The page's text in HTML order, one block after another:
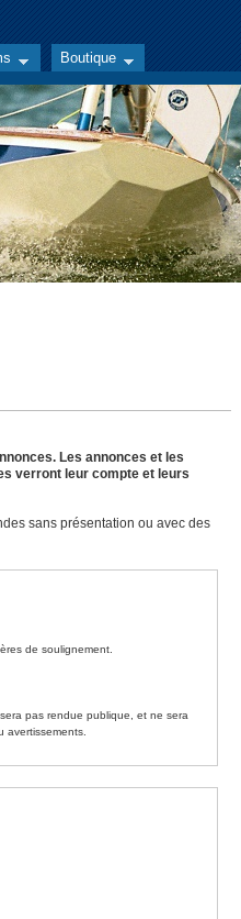
Boutique
Les annonces et les
verront leur compte et leurs
sans présentation ou avec des
de soulignement.
pas rendue publique, et ne sera
avertissements.